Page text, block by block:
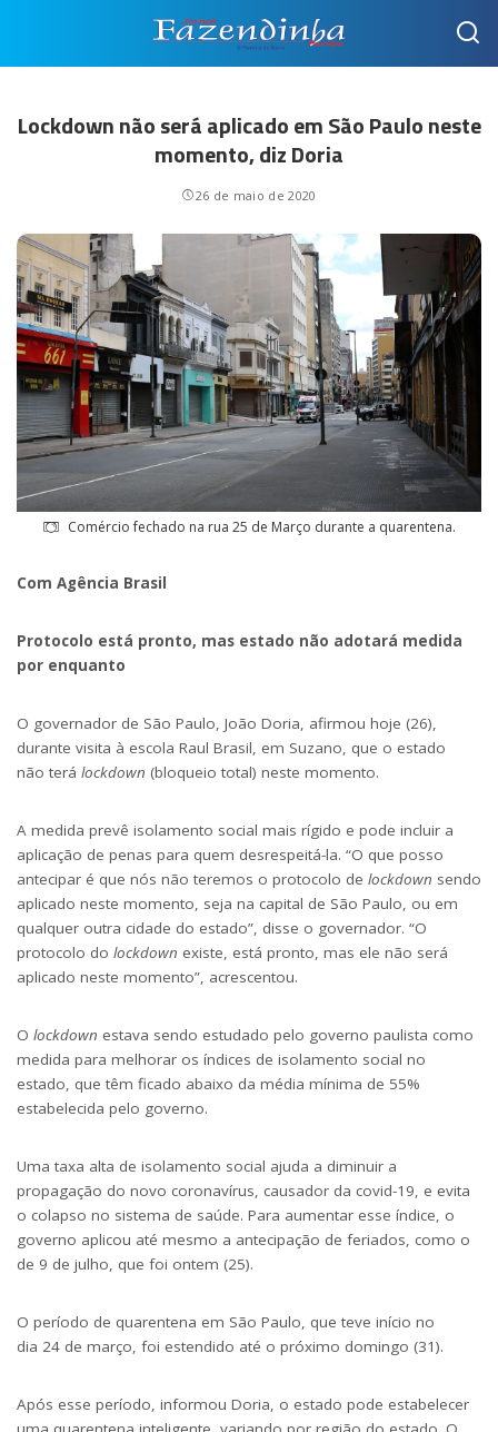
Lockdown não será aplicado em São Paulo neste
momento, diz Doria
26 de maio de 2020
Comércio fechado na rua 25 de Março durante a quarentena.
Com Agência Brasil
Protocolo está pronto, mas estado não adotará medida
por enquanto
O governador de São Paulo, João Doria, afirmou hoje (26),
durante visita à escola Raul Brasil, em Suzano, que o estado
não terá lockdown (bloqueio total) neste momento.
A medida prevê isolamento social mais rígido e pode incluir a
aplicação de penas para quem desrespeitá-la. “O que posso
antecipar é que nós não teremos o protocolo de lockdown sendo
aplicado neste momento, seja na capital de São Paulo, ou em
qualquer outra cidade do estado”, disse o governador. “O
protocolo do lockdown existe, está pronto, mas ele não será
aplicado neste momento”, acrescentou.
O lockdown estava sendo estudado pelo governo paulista como
medida para melhorar os índices de isolamento social no
estado, que têm ficado abaixo da média mínima de 55%
estabelecida pelo governo.
Uma taxa alta de isolamento social ajuda a diminuir a
propagação do novo coronavírus, causador da covid-19, e evita
o colapso no sistema de saúde. Para aumentar esse índice, o
governo aplicou até mesmo a antecipação de feriados, como o
de 9 de julho, que foi ontem (25).
O período de quarentena em São Paulo, que teve início no
dia 24 de março, foi estendido até o próximo domingo (31).
Após esse período, informou Doria, o estado pode estabelecer